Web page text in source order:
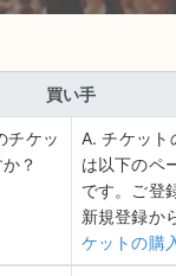
買い手
チケッ
？
A. チケット
は以下のペ
です。ご登
新規登録か
ケットの購